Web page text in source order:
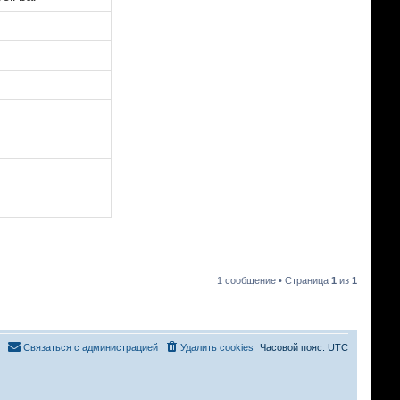
1 сообщение • Страница 1 из 1
Часовой пояс: UTC
Удалить cookies
Связаться с администрацией